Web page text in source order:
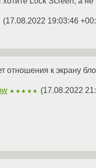
(17.08.2022 19:03:46
отношения к экрану
★★★★★ (17.08.2022